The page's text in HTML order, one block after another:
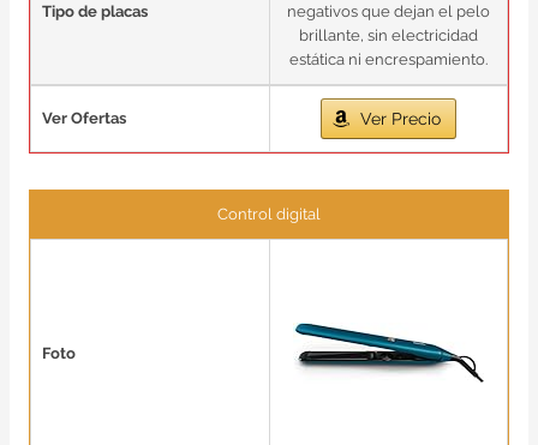
Tipo de placas
negativos que dejan el pelo
brillante, sin electricidad
estática ni encrespamiento.
Ver Ofertas Ver Precio
Control digital
Foto